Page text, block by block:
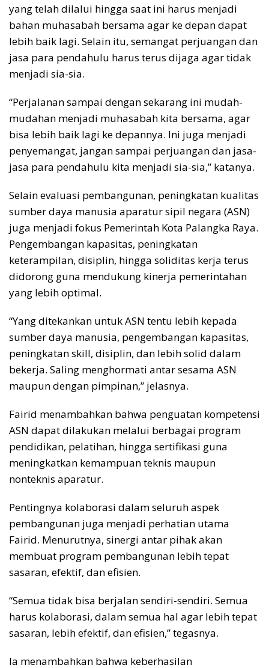
yang telah dilalui hingga saat ini harus menjadi
bahan muhasabah bersama agar ke depan dapat
lebih baik lagi. Selain itu, semangat perjuangan dan
jasa para pendahulu harus terus dijaga agar tidak
menjadi sia-sia.
“Perjalanan sampai dengan sekarang ini mudah-
mudahan menjadi muhasabah kita bersama, agar
bisa lebih baik lagi ke depannya. Ini juga menjadi
penyemangat, jangan sampai perjuangan dan jasa-
jasa para pendahulu kita menjadi sia-sia,” katanya.
Selain evaluasi pembangunan, peningkatan kualitas
sumber daya manusia aparatur sipil negara (ASN)
juga menjadi fokus Pemerintah Kota Palangka Raya.
Pengembangan kapasitas, peningkatan
keterampilan, disiplin, hingga soliditas kerja terus
didorong guna mendukung kinerja pemerintahan
yang lebih optimal.
“Yang ditekankan untuk ASN tentu lebih kepada
sumber daya manusia, pengembangan kapasitas,
peningkatan skill, disiplin, dan lebih solid dalam
bekerja. Saling menghormati antar sesama ASN
maupun dengan pimpinan,” jelasnya.
Fairid menambahkan bahwa penguatan kompetensi
ASN dapat dilakukan melalui berbagai program
pendidikan, pelatihan, hingga sertifikasi guna
meningkatkan kemampuan teknis maupun
nonteknis aparatur.
Pentingnya kolaborasi dalam seluruh aspek
pembangunan juga menjadi perhatian utama
Fairid. Menurutnya, sinergi antar pihak akan
membuat program pembangunan lebih tepat
sasaran, efektif, dan efisien.
“Semua tidak bisa berjalan sendiri-sendiri. Semua
harus kolaborasi, dalam semua hal agar lebih tepat
sasaran, lebih efektif, dan efisien,” tegasnya.
Ia menambahkan bahwa keberhasilan